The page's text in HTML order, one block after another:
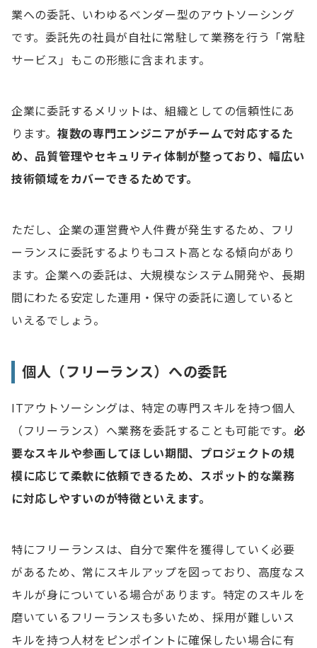
業への委託、いわゆるベンダー型のアウトソーシング
です。委託先の社員が自社に常駐して業務を行う「常駐
サービス」もこの形態に含まれます。
企業に委託するメリットは、組織としての信頼性にあ
ります。 複数の専門エンジニアがチームで対応するた
め、品質管理やセキュリティ体制が整っており、幅広い
技術領域をカバーできるためです。
ただし、企業の運営費や人件費が発生するため、フリ
ーランスに委託するよりもコスト高となる傾向があり
ます。企業への委託は、大規模なシステム開発や、長期
間にわたる安定した運用・保守の委託に適していると
いえるでしょう。
個人（フリーランス）への委託
ITアウトソーシングは、特定の専門スキルを持つ個人
（フリーランス）へ業務を委託することも可能です。 必
要なスキルや参画してほしい期間、プロジェクトの規
模に応じて柔軟に依頼できるため、スポット的な業務
に対応しやすいのが特徴といえます。
特にフリーランスは、自分で案件を獲得していく必要
があるため、常にスキルアップを図っており、高度なス
キルが身についている場合があります。特定のスキルを
磨いているフリーランスも多いため、採用が難しいス
キルを持つ人材をピンポイントに確保したい場合に有